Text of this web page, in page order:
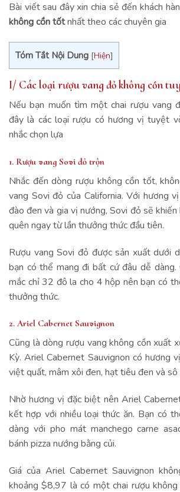
Bài viết sau đây xin chia sẻ đến khách
không cồn tốtnhất theo các chuyên gia
Tóm Tắt Nội Dung [Hiện]
I/ Các loại rượu vang đỏ không cồn
Nếu bạn muốn tìm một chai rượu vang
đây là các loại rượu có hương vị tuyệt
nhắc chọn lựa
1. Rượu vang Sovi đỏ trộn
Nhắc đến dòng rượu không cồn tốt,
vang Sovi đỏ của California. Với hương
đào đen và gia vị nướng, Sovi đỏ sẽ khiến
quên ngay từ lần thưởng thức đầu tiên.
Rượu vang Sovi đỏ được sản xuất dưới
bạn có thể mang đi bất cứ đâu dễ dàng.
mắc chỉ 32 đô la cho 4 hộp nên bạn có
thưởng thức.
2. Ariel Cabernet Sauvignon
Cũng là dòng rượu vang không cồn xuất
Kỳ. Ariel Cabernet Sauvignon có hương
việt quất, mâm xôi đen, hạt tiêu đen và sô
Nhờ hương vị đặc biệt nên Ariel
kết hợp với nhiều loại thức ăn. Bạn có
dàng với pho mát manchego carne
bánh pizza nướng bằng củi.
Giá của Ariel Cabernet Sauvignon
khoảng $8,97 là có một chai rượu